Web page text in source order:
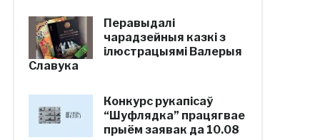
Перавыдалі
чарадзейныя казкі з
ілюстрацыямі Валерыя
Славука
Конкурс рукапісаў
“Шуфлядка” працягвае
прыём заявак да 10.08